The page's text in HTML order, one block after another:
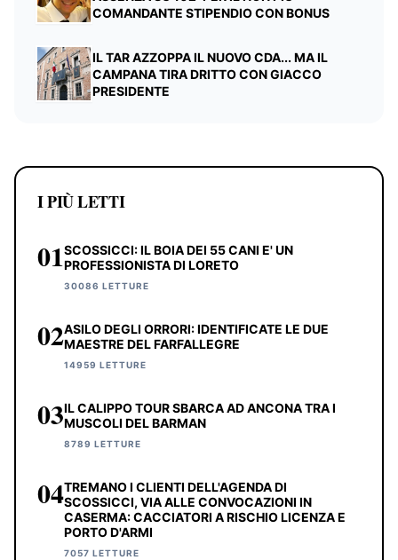
COMANDANTE STIPENDIO CON BONUS
IL TAR AZZOPPA IL NUOVO CDA... MA IL
CAMPANA TIRA DRITTO CON GIACCO
PRESIDENTE
I PIÙ LETTI
01SCOSSICCI: IL BOIA DEI 55 CANI E' UN
PROFESSIONISTA DI LORETO
30086 LETTURE
02ASILO DEGLI ORRORI: IDENTIFICATE LE DUE
MAESTRE DEL FARFALLEGRE
14959 LETTURE
03IL CALIPPO TOUR SBARCA AD ANCONA TRA I
MUSCOLI DEL BARMAN
8789 LETTURE
04TREMANO I CLIENTI DELL'AGENDA DI
SCOSSICCI, VIA ALLE CONVOCAZIONI IN
CASERMA: CACCIATORI A RISCHIO LICENZA E
PORTO D'ARMI
7057 LETTURE